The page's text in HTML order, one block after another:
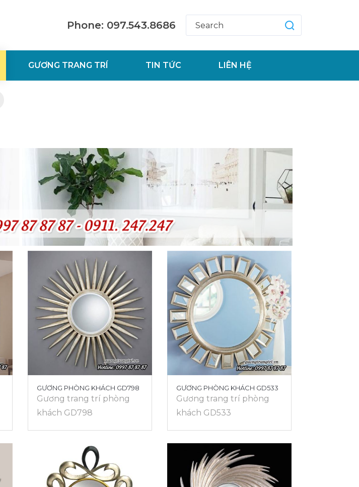
Phone: 097.543.8686
GƯƠNG TRANG TRÍ TIN TỨC LIÊN HỆ
GƯƠNG PHÒNG KHÁCH GD533
Gương trang trí phòng
khách GD533
GƯƠNG PHÒNG KHÁCH GD798
Gương trang trí phòng
khách GD798